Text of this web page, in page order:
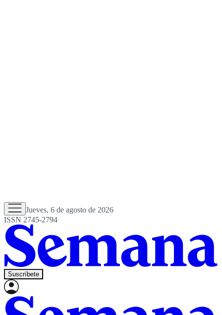
Jueves, 6 de agosto de 2026
ISSN 2745-2794
Suscríbete